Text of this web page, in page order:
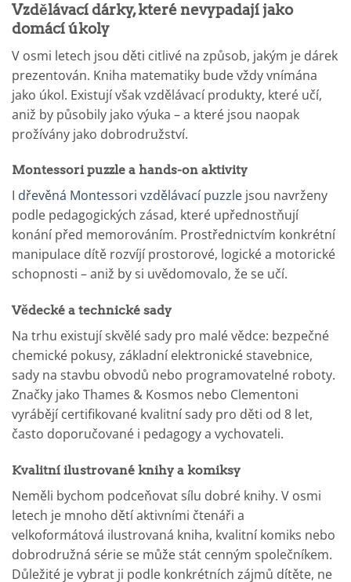
Vzdělávací dárky, které nevypadají jako
domácí úkoly
V osmi letech jsou děti citlivé na způsob, jakým je dárek
prezentován. Kniha matematiky bude vždy vnímána
jako úkol. Existují však vzdělávací produkty, které učí,
aniž by působily jako výuka – a které jsou naopak
prožívány jako dobrodružství.
Montessori puzzle a hands-on aktivity
I dřevěná Montessori vzdělávací puzzle jsou navrženy
podle pedagogických zásad, které upřednostňují
konání před memorováním. Prostřednictvím konkrétní
manipulace dítě rozvíjí prostorové, logické a motorické
schopnosti – aniž by si uvědomovalo, že se učí.
Vědecké a technické sady
Na trhu existují skvělé sady pro malé vědce: bezpečné
chemické pokusy, základní elektronické stavebnice,
sady na stavbu obvodů nebo programovatelné roboty.
Značky jako Thames & Kosmos nebo Clementoni
vyrábějí certifikované kvalitní sady pro děti od 8 let,
často doporučované i pedagogy a vychovateli.
Kvalitní ilustrované knihy a komiksy
Neměli bychom podceňovat sílu dobré knihy. V osmi
letech je mnoho dětí aktivními čtenáři a
velkoformátová ilustrovaná kniha, kvalitní komiks nebo
dobrodružná série se může stát cenným společníkem.
Důležité je vybrat ji podle konkrétních zájmů dítěte, ne